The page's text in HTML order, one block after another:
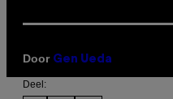
Door Gen Ueda
Deel: